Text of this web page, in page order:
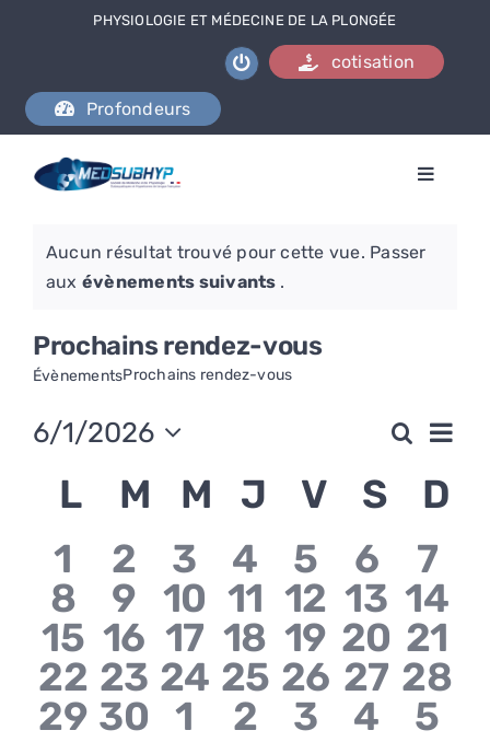
PHYSIOLOGIE ET MÉDECINE DE LA PLONGÉE
cotisation
Profondeurs
Toggle
Se documenter
Formations
Nous contacter
Notice
Aucun résultat trouvé pour cette vue. Passer
aux évènements suivants .
Prochains rendez-vous
ÉvènementsProchains rendez-vous
et
de
vues
de
Mois
6/1/2026
Calendrier
de
Évènements
Llundi
M mardi
M mercredi
J jeudi
V S D
1
2 3 4 5 6
7
8
9 10 11 12 13 14
15 16 17 18 19 20 21
22 23 24 25 26 27 28
29 30 1 2 3 4 5